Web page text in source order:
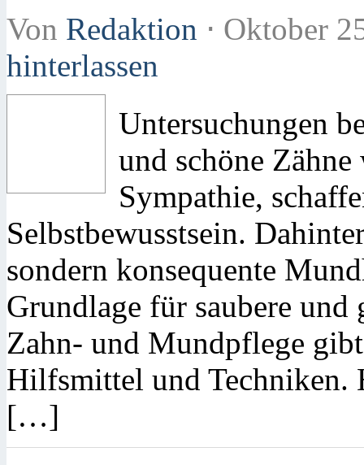
Von Redaktion ⋅ Oktober
hinterlassen
Untersuchungen
und schöne
Sympathie,
Selbstbewusstsein.
sondern konsequente
Grundlage für saubere und
Zahn- und Mundpflege
Hilfsmittel und Techniken.
[…]